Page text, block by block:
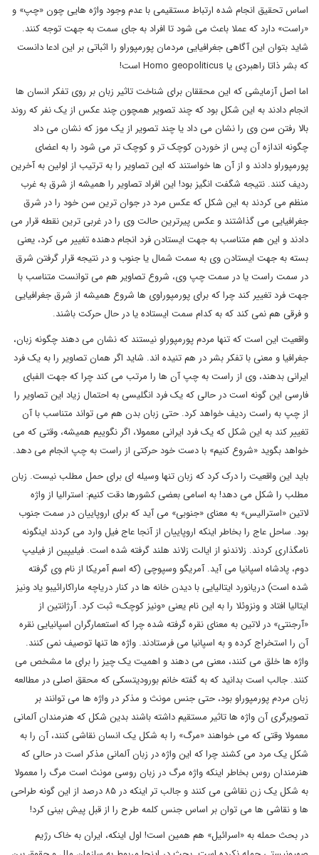
اساس تحقیق انجام شده ارتباط مستقیمی با عدم وجود واژه هایی چون «چپ» و
«راست» دارد که عملا باعث می شود تا افراد به جای سمت به جهت توجه کنند.
شاید بتوان این آگاهی جغرافیایی مردمان پورمپوراو را اثباتی بر این ادعا دانست
که بشر ذاتا راهبردی یا Homo geopoliticus است!
اما اصل آزمایشی که این محققان برای شناخت تاثیر زبان بر روی تفکر انسان ها
انجام دادند به این شکل بود که چند تصویر همچون چند عکس از یک نفر که روند
بالا رفتن سن وی را نشان می داد یا چند تصویر از یک موز که نشان می داد
چگونه اندازه آن پس از خوردن کوچک تر و کوچک تر می شود را به اعضای
پورمپوراو دادند و از آن ها خواستند که این تصاویر را به ترتیب از اولین به آخرین
ردیف کنند. نتیجه شگفت انگیز بود! این افراد تصاویر را همیشه از شرق به غرب
منظم می کردند به این شکل که عکس مرد در جوان ترین سن خود را در شرق
جغرافیایی می گذاشتند و عکس پیرترین حالت وی را در غربی ترین نقطه قرار می
دادند و این هم متناسب به جهت ایستادن فرد انجام دهنده تغییر می کرد، یعنی
بسته به جهت ایستادن وی به سمت شمال یا جنوب و در نتیجه قرار گرفتن شرق
در سمت راست یا در سمت چپ وی، شروع تصاویر هم می توانست متناسب با
جهت فرد تغییر کند چرا که برای پورمپوراوی ها شروع همیشه از شرق جغرافیایی
و فرقی هم نمی کند که به کدام سمت ایستاده یا در حال حرکت باشند.
واقعیت این است که تنها مردم پورمپوراو نیستند که نشان می دهند چگونه زبان،
جغرافیا و معنی با تفکر بشر در هم تنیده اند. شاید اگر همان تصاویر را به یک فرد
ایرانی بدهند، وی از راست به چپ آن ها را مرتب می کند چرا که جهت الفبای
فارسی این گونه است در حالی که یک فرد انگلیسی به احتمال زیاد این تصاویر را
از چپ به راست ردیف خواهد کرد. حتی زبان بدن هم می تواند متناسب با آن
تغییر کند به این شکل که یک فرد ایرانی معمولا، اگر نگوییم همیشه، وقتی که می
خواهد بگوید «شروع کنیم» با دست خود حرکتی از راست به چپ انجام می دهد.
باید این واقعیت را درک کرد که زبان تنها وسیله ای برای حمل مطلب نیست. زبان
مطلب را شکل می دهد! به اسامی بعضی کشورها دقت کنیم: استرالیا از واژه
لاتین «استرالیس» به معنای «جنوبی» می آید که برای اروپاییان در سمت جنوب
بود. ساحل عاج را بخاطر اینکه اروپاییان از آنجا عاج فیل وارد می کردند اینگونه
نامگذاری کردند. زلاندنو از ایالت زلاند هلند گرفته شده است. فیلیپین از فیلیپ
دوم، پادشاه اسپانیا می آید. آمریگو وسپوچی (که اسم آمریکا از نام وی گرفته
شده است) دریانورد ایتالیایی با دیدن خانه ها در کنار دریاچه ماراکارائیبو یاد ونیز
ایتالیا افتاد و ونزوئلا را به این نام یعنی «ونیز کوچک» ثبت کرد. آرژانتین از
«آرجنتی» در لاتین به معنای نقره گرفته شده چرا که استعمارگران اسپانیایی نقره
آن را استخراج کرده و به اسپانیا می فرستادند. واژه ها تنها توصیف نمی کنند.
واژه ها خلق می کنند، معنی می دهند و اهمیت یک چیز را برای ما مشخص می
کنند. جالب است بدانید که به گفته خانم بورودیتسکی که محقق اصلی در مطالعه
زبان مردم پورمپوراو بود، حتی جنس مونث و مذکر در واژه ها می توانند بر
تصویرگری آن واژه ها تاثیر مستقیم داشته باشند بدین شکل که هنرمندان آلمانی
معمولا وقتی که می خواهند «مرگ» را به شکل یک انسان نقاشی کنند، آن را به
شکل یک مرد می کشند چرا که این واژه در زبان آلمانی مذکر است در حالی که
هنرمندان روس بخاطر اینکه واژه مرگ در زبان روسی مونث است مرگ را معمولا
به شکل یک زن نقاشی می کنند و جالب تر اینکه در ۸۵ درصد از این گونه طراحی
ها و نقاشی ها می توان بر اساس جنس کلمه طرح را از قبل پیش بینی کرد!
در بحث حمله به «اسرائیل» هم همین است! اول اینکه، ایران به خاک رژیم